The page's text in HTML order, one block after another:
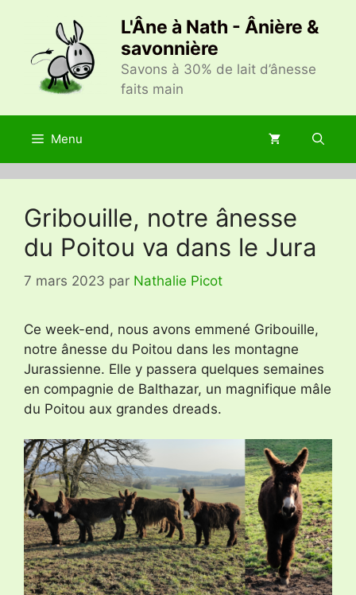
contenu
L'Âne à Nath - Ânière &
savonnière
Savons à 30% de lait d’ânesse
faits main
Menu
Gribouille, notre ânesse
du Poitou va dans le Jura
7 mars 2023 par Nathalie Picot
Ce week-end, nous avons emmené Gribouille,
notre ânesse du Poitou dans les montagne
Jurassienne. Elle y passera quelques semaines
en compagnie de Balthazar, un magnifique mâle
du Poitou aux grandes dreads.